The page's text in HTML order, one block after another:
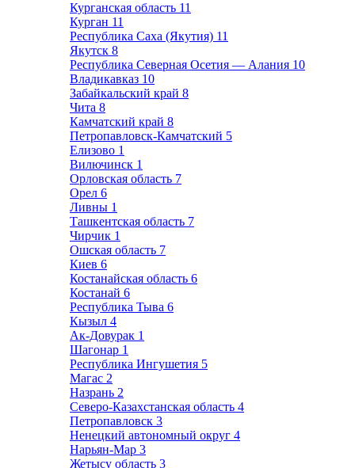
Курганская область 11
Курган 11
Республика Саха (Якутия) 11
Якутск 8
Республика Северная Осетия — Алания 10
Владикавказ 10
Забайкальский край 8
Чита 8
Камчатский край 8
Петропавловск-Камчатский 5
Елизово 1
Вилючинск 1
Орловская область 7
Орел 6
Ливны 1
Ташкентская область 7
Чирчик 1
Ошская область 7
Киев 6
Костанайская область 6
Костанай 6
Республика Тыва 6
Кызыл 4
Ак-Довурак 1
Шагонар 1
Республика Ингушетия 5
Магас 2
Назрань 2
Северо-Казахстанская область 4
Петропавловск 3
Ненецкий автономный округ 4
Нарьян-Мар 3
Жетысу область 3